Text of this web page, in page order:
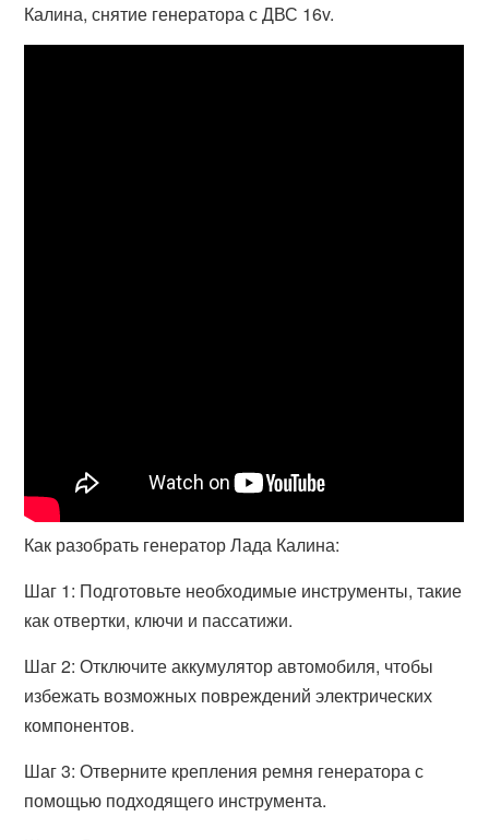
Калина, снятие генератора с ДВС 16v.
Как разобрать генератор Лада Калина:
Шаг 1: Подготовьте необходимые инструменты, такие
как отвертки, ключи и пассатижи.
Шаг 2: Отключите аккумулятор автомобиля, чтобы
избежать возможных повреждений электрических
компонентов.
Шаг 3: Отверните крепления ремня генератора с
помощью подходящего инструмента.